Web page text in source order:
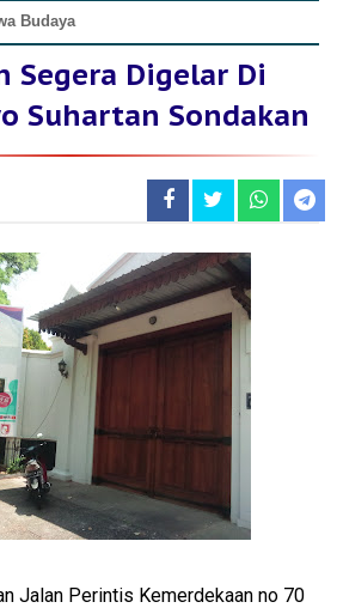
Budaya
Segera Digelar Di
Suhartan Sondakan
Jalan Perintis Kemerdekaan no 70